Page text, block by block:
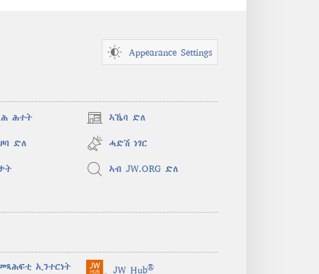
Appearance Settings
ሕተት ኣኼባ ድለ
(opens
new
window)
ድለ ሓድሽ ነገር
ኣብ JW.ORG ድለ
ኢንተርነት JW Hub®